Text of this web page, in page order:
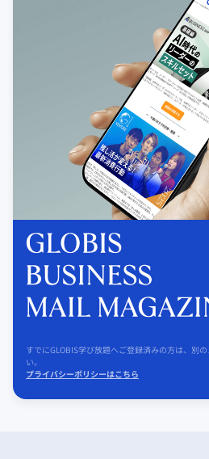
すでにGLOBIS学び放題へご登録済みの方は、別
い。
プライバシーポリシーはこちら